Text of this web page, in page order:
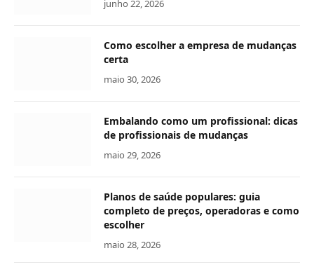
junho 22, 2026
Como escolher a empresa de mudanças
certa
maio 30, 2026
Embalando como um profissional: dicas
de profissionais de mudanças
maio 29, 2026
Planos de saúde populares: guia
completo de preços, operadoras e como
escolher
maio 28, 2026